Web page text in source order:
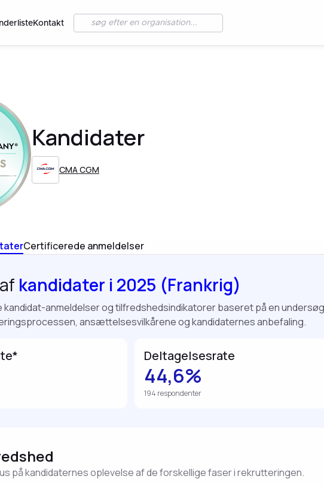
Kontakt
Kandidater
CMA CGM
Certificerede anmeldelser
kandidater i 2025 (Frankrig)
anmeldelser og tilfredshedsindikatorer baseret på en
ansættelsesvilkårene og kandidaternes anbefaling.
Deltagelsesrate
44,6%
194 respondenter
på kandidaternes oplevelse af de forskellige faser i rekrutteringen.